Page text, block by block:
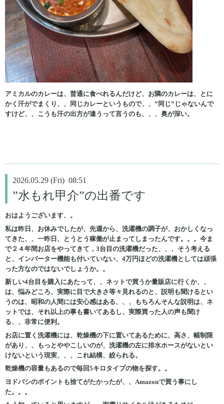
アミカルのカレーは、普通に食べれるんだけど、お隣のカレーは、とに
かく汗がでまくり、、同じカレーというもので、、”同じ”じゃないんで
すけど、、こうも汗の出方が違うって言うのも、、、奥が深い。
2026.05.29 (Fri) 08:51
”水もれ甲介”の出番です
おはようございます、。
私は昨日、お休みでしたが、先週から、洗濯機の調子が、おかしくなっ
てきた、、一昨日、とうとう稼働が止まってしまったんです。。。今ま
で２４年間お店をやってきて，3台目の洗濯機だった、、、そう考える
と、インバーター機能も付いていない、4万円ほどの洗濯機としては頑張
った方なのではないでしょうか。。
新しい4台目を購入にあたって、、ネットで買うか量販店に行くか、、
は、悩みどころ、実際に目で大きさ等々見れるのと、説明も聞けるとい
うのは、昭和の人間には安心感はある、、、もちろんそんな説明は、ネ
ットでは、それ以上の事も書いてあるし、実際買った人の声も聞け
る、、非常に便利。
お店に置く洗濯機には、乾燥機の下に置いてあるために、高さ、幅制限
があり、、もっとややこしいのが、洗濯機の左に排水ホースがないとい
けないという現実、、、これ結構、絞られる。
乾燥機の容量もあるので毎回5キロタイプの物を探す。。
ヨドバシのポイントも捨てがたかったが、、Amazonで買う事にし
た。。。